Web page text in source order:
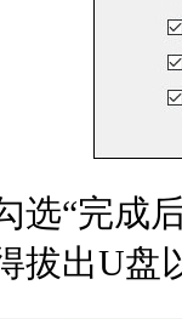
选“完成
拔出U盘